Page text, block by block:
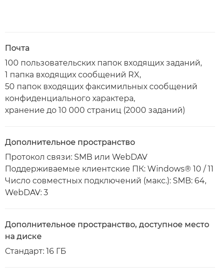
Почта
100 пользовательских папок входящих заданий,
1 папка входящих сообщений RX,
50 папок входящих факсимильных сообщений
конфиденциального характера,
хранение до 10 000 страниц (2000 заданий)
Дополнительное пространство
Протокол связи: SMB или WebDAV
Поддерживаемые клиентские ПК: Windows® 10 / 11
Число совместных подключений (макс.): SMB: 64,
WebDAV: 3
Дополнительное пространство, доступное место
на диске
Стандарт: 16 ГБ